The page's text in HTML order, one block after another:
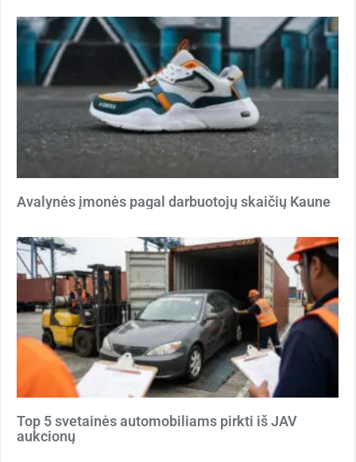
Avalynės įmonės pagal darbuotojų skaičių Kaune
Top 5 svetainės automobiliams pirkti iš JAV
aukcionų